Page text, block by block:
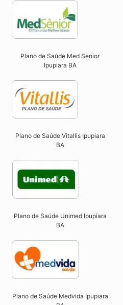
Plano de Saúde Med Senior
Ipupiara BA
Plano de Saúde Vitallis Ipupiara
BA
Plano de Saúde Unimed Ipupiara
BA
Plano de Saúde Medvida Ipupiara